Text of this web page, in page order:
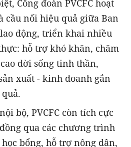
Công đoàn PVCFC hoạt
cầu nối hiệu quả giữa Ban
động, triển khai nhiều
hỗ trợ khó khăn, chăm
đời sống tinh thần,
xuất - kinh doanh gắn
bộ, PVCFC còn tích cực
qua các chương trình
bổng, hỗ trợ nông dân,